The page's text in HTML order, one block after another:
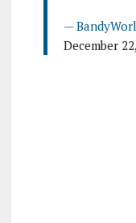
—
December